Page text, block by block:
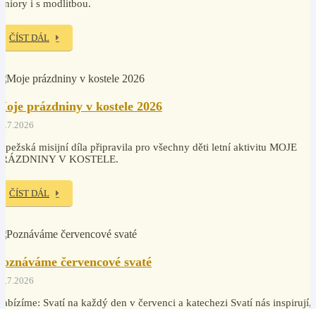
i s modlitbou.
ČÍST DÁL
prázdniny v kostele 2026
misijní díla připravila pro všechny děti letní aktivitu MOJE
V KOSTELE.
ČÍST DÁL
červencové svaté
Svatí na každý den v červenci a katechezi Svatí nás inspirují,